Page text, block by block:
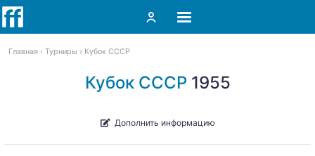
Главная Турниры Кубок СССР
Кубок СССР1955
Дополнить информацию